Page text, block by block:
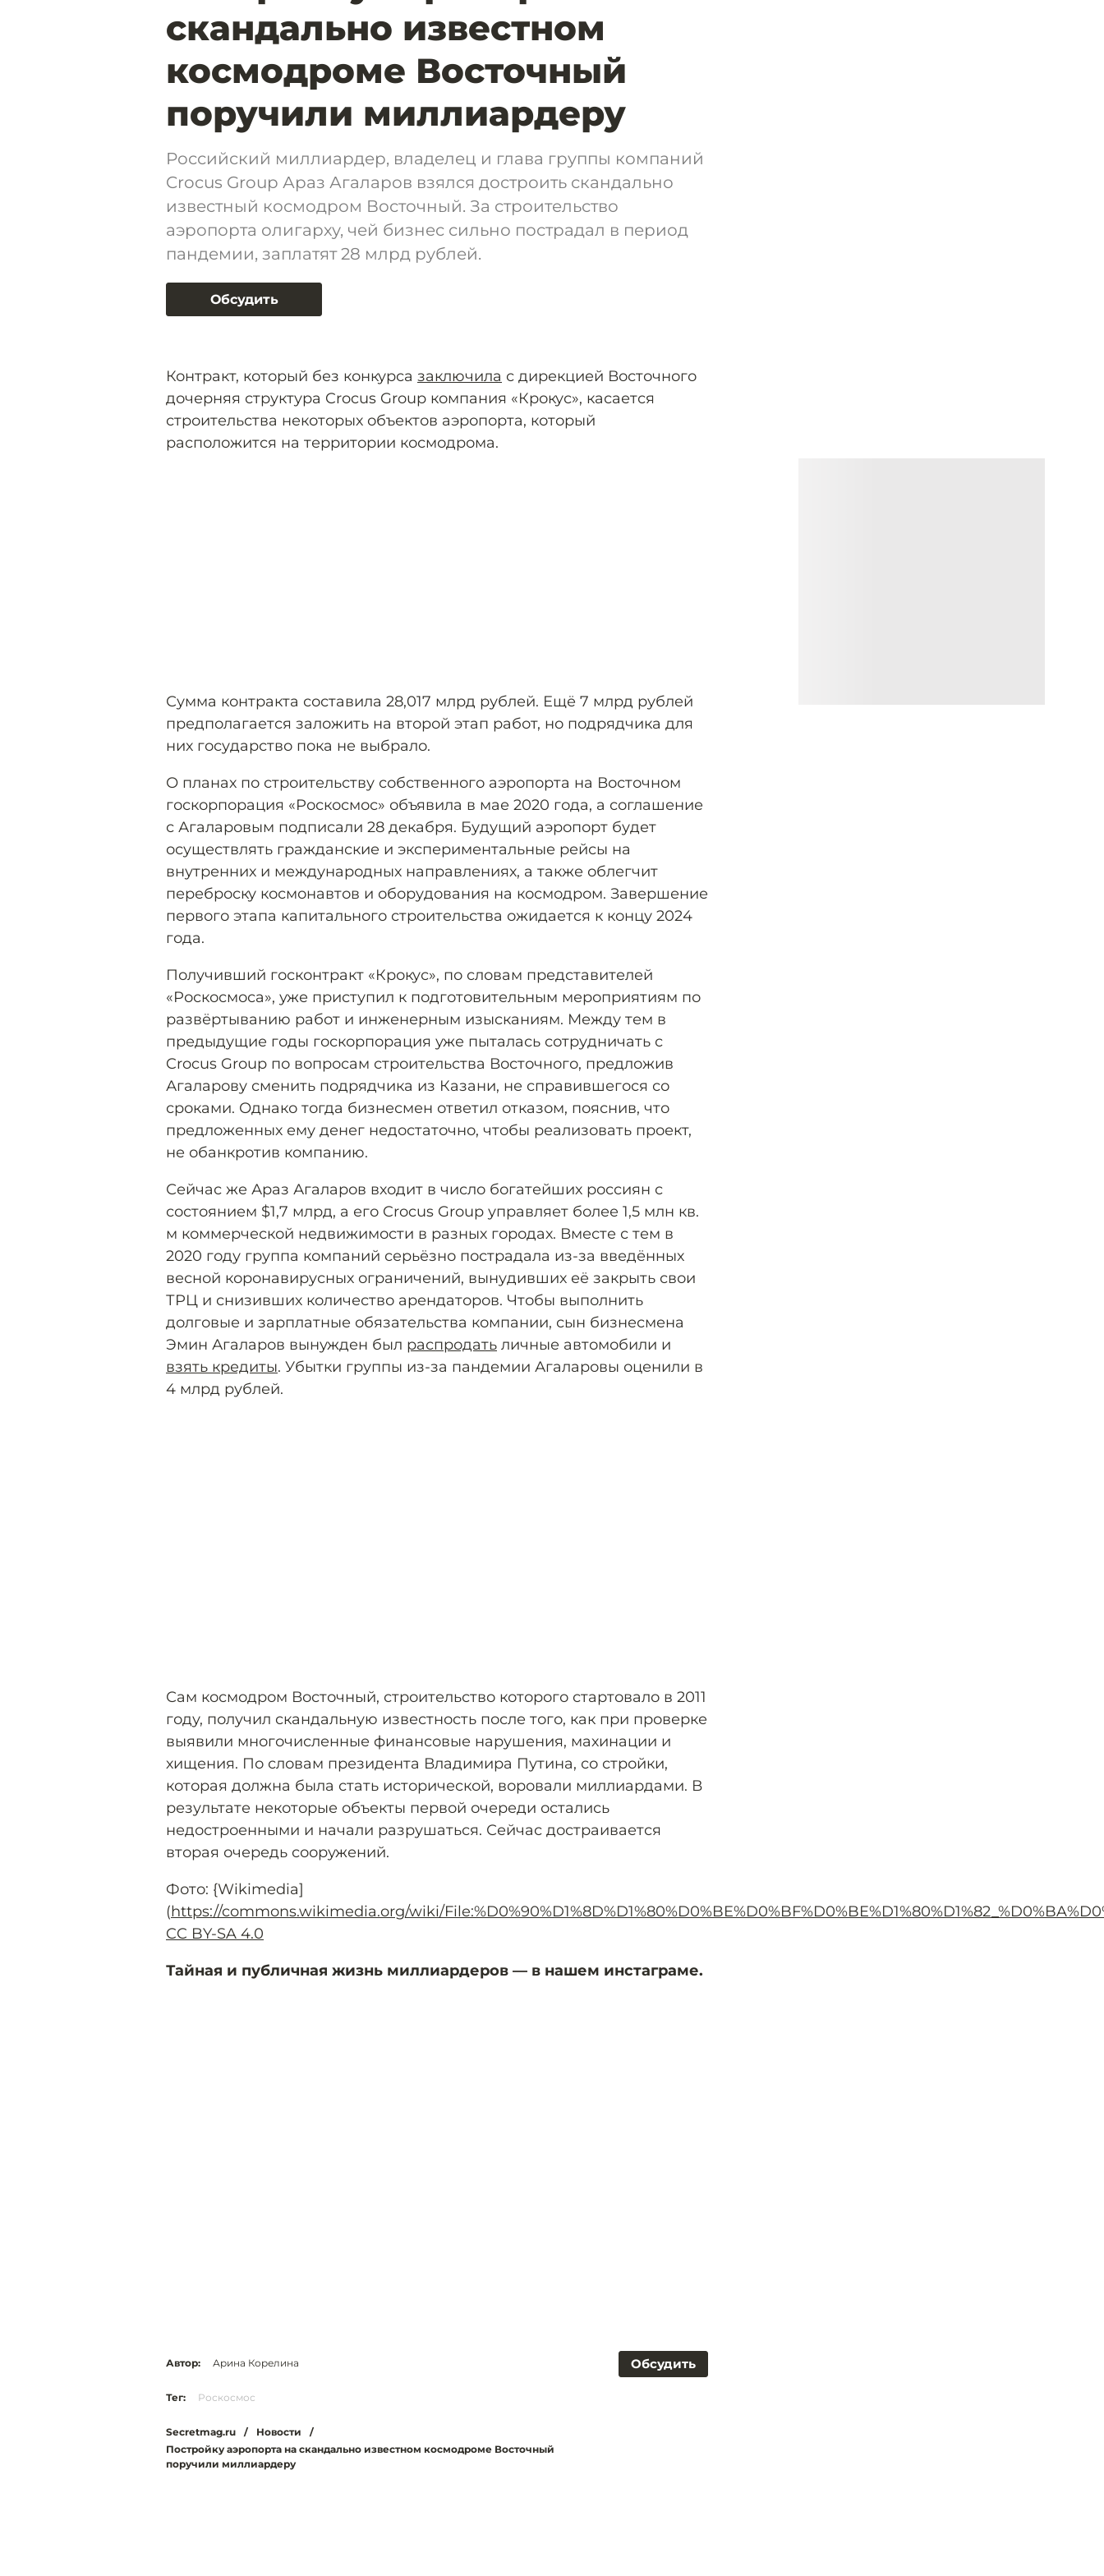
скандально известном
космодроме Восточный
поручили миллиардеру
Российский миллиардер, владелец и глава группы компаний
Crocus Group Араз Агаларов взялся достроить скандально
известный космодром Восточный. За строительство
аэропорта олигарху, чей бизнес сильно пострадал в период
пандемии, заплатят 28 млрд рублей.
Обсудить
Контракт, который без конкурса заключила с дирекцией Восточного
дочерняя структура Crocus Group компания «Крокус», касается
строительства некоторых объектов аэропорта, который
расположится на территории космодрома.
Сумма контракта составила 28,017 млрд рублей. Ещё 7 млрд рублей
предполагается заложить на второй этап работ, но подрядчика для
них государство пока не выбрало.
О планах по строительству собственного аэропорта на Восточном
госкорпорация «Роскосмос» объявила в мае 2020 года, а соглашение
с Агаларовым подписали 28 декабря. Будущий аэропорт будет
осуществлять гражданские и экспериментальные рейсы на
внутренних и международных направлениях, а также облегчит
переброску космонавтов и оборудования на космодром. Завершение
первого этапа капитального строительства ожидается к концу 2024
года.
Получивший госконтракт «Крокус», по словам представителей
«Роскосмоса», уже приступил к подготовительным мероприятиям по
развёртыванию работ и инженерным изысканиям. Между тем в
предыдущие годы госкорпорация уже пыталась сотрудничать с
Crocus Group по вопросам строительства Восточного, предложив
Агаларову сменить подрядчика из Казани, не справившегося со
сроками. Однако тогда бизнесмен ответил отказом, пояснив, что
предложенных ему денег недостаточно, чтобы реализовать проект,
не обанкротив компанию.
Сейчас же Араз Агаларов входит в число богатейших россиян с
состоянием $1,7 млрд, а его Crocus Group управляет более 1,5 млн кв.
м коммерческой недвижимости в разных городах. Вместе с тем в
2020 году группа компаний серьёзно пострадала из-за введённых
весной коронавирусных ограничений, вынудивших её закрыть свои
ТРЦ и снизивших количество арендаторов. Чтобы выполнить
долговые и зарплатные обязательства компании, сын бизнесмена
Эмин Агаларов вынужден был распродать личные автомобили и
взять кредиты. Убытки группы из-за пандемии Агаларовы оценили в
4 млрд рублей.
Сам космодром Восточный, строительство которого стартовало в 2011
году, получил скандальную известность после того, как при проверке
выявили многочисленные финансовые нарушения, махинации и
хищения. По словам президента Владимира Путина, со стройки,
которая должна была стать исторической, воровали миллиардами. В
результате некоторые объекты первой очереди остались
недостроенными и начали разрушаться. Сейчас достраивается
вторая очередь сооружений.
Фото: {Wikimedia]
(https://commons.wikimedia.org/wiki/
CC BY-SA 4.0
Тайная и публичная жизнь миллиардеров — в нашем инстаграме.
Обсудить
Автор: Арина Корелина
Тег: Роскосмос
Secretmag.ru / Новости
/
Постройку аэропорта на скандально известном космодроме Восточный
поручили миллиардеру